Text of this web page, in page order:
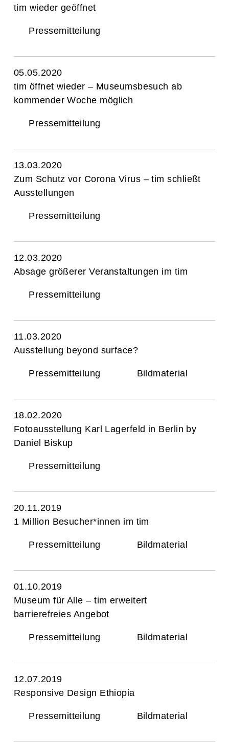
tim wieder geöffnet
Pressemitteilung
05.05.2020
tim öffnet wieder – Museumsbesuch ab
kommender Woche möglich
Pressemitteilung
13.03.2020
Zum Schutz vor Corona Virus – tim schließt
Ausstellungen
Pressemitteilung
12.03.2020
Absage größerer Veranstaltungen im tim
Pressemitteilung
11.03.2020
Ausstellung beyond surface?
Pressemitteilung Bildmaterial
18.02.2020
Fotoausstellung Karl Lagerfeld in Berlin by
Daniel Biskup
Pressemitteilung
20.11.2019
1 Million Besucher*innen im tim
Pressemitteilung Bildmaterial
01.10.2019
Museum für Alle – tim erweitert
barrierefreies Angebot
Pressemitteilung Bildmaterial
12.07.2019
Responsive Design Ethiopia
Pressemitteilung Bildmaterial